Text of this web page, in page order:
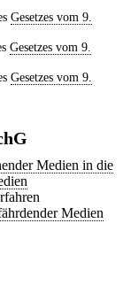
Gesetzes vom 9.
Gesetzes vom 9.
Gesetzes vom 9.
Medien in die
Medien